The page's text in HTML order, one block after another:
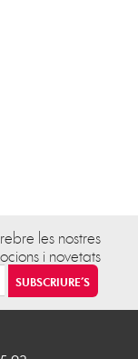
les nostres
i novetats